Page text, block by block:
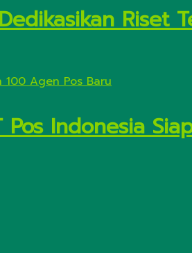
Indonesia